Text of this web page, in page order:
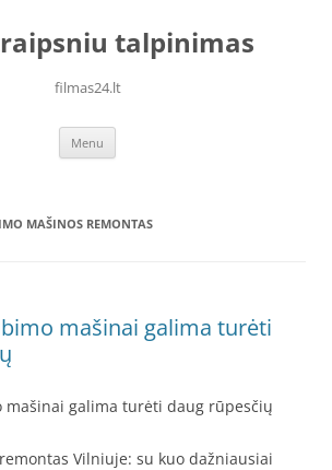
talpinimas
filmas24.lt
Menu
MAŠINOS REMONTAS
mašinai galima turėti
mašinai galima turėti daug rūpesčių
Vilniuje: su kuo dažniausiai